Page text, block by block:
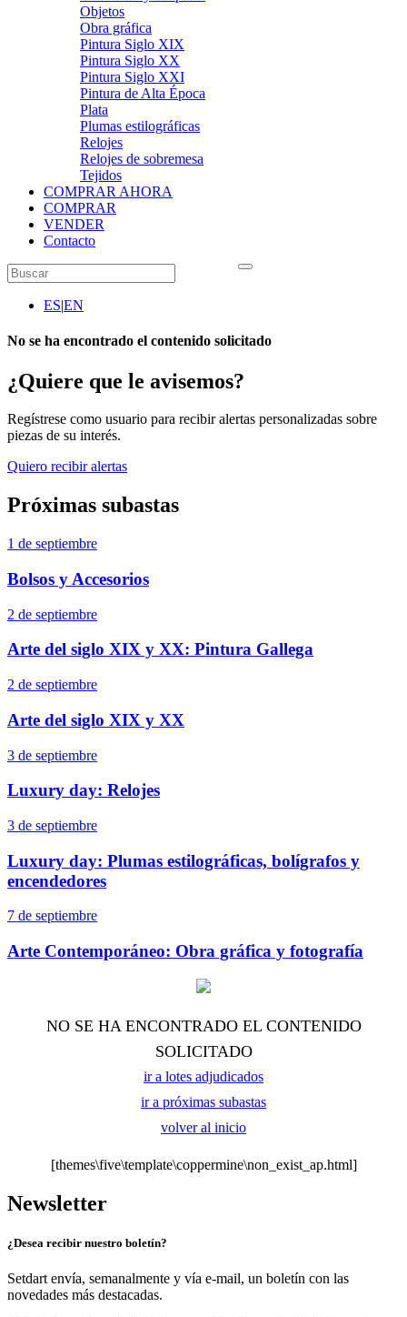
Objetos
Obra gráfica
Pintura Siglo XIX
Pintura Siglo XX
Pintura Siglo XXI
Pintura de Alta Época
Plata
Plumas estilográficas
Relojes
Relojes de sobremesa
Tejidos
COMPRAR AHORA
COMPRAR
VENDER
Contacto
ES|EN
No se ha encontrado el contenido solicitado
¿Quiere que le avisemos?
Regístrese como usuario para recibir alertas personalizadas sobre
piezas de su interés.
Quiero recibir alertas
Próximas subastas
1 de septiembre
Bolsos y Accesorios
2 de septiembre
Arte del siglo XIX y XX: Pintura Gallega
2 de septiembre
Arte del siglo XIX y XX
3 de septiembre
Luxury day: Relojes
3 de septiembre
Luxury day: Plumas estilográficas, bolígrafos y
encendedores
7 de septiembre
Arte Contemporáneo: Obra gráfica y fotografía
NO SE HA ENCONTRADO EL CONTENIDO
SOLICITADO
ir a lotes adjudicados
ir a próximas subastas
volver al inicio
[themes\five\template\coppermine\non_exist_ap.html]
Newsletter
¿Desea recibir nuestro boletín?
Setdart envía, semanalmente y vía e-mail, un boletín con las
novedades más destacadas.